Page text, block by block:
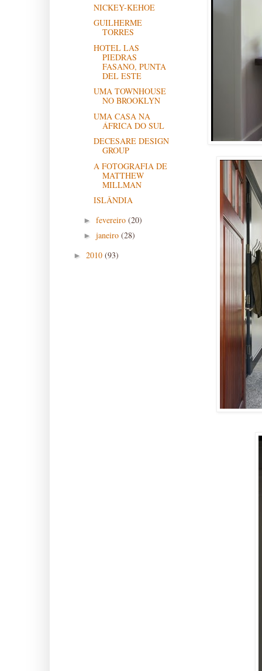
NICKEY-KEHOE
GUILHERME
TORRES
HOTEL LAS
PIEDRAS
FASANO, PUNTA
DEL ESTE
UMA TOWNHOUSE
NO BROOKLYN
UMA CASA NA
ÁFRICA DO SUL
DECESARE DESIGN
GROUP
A FOTOGRAFIA DE
MATTHEW
MILLMAN
ISLÂNDIA
► fevereiro (20)
► janeiro (28)
► 2010 (93)